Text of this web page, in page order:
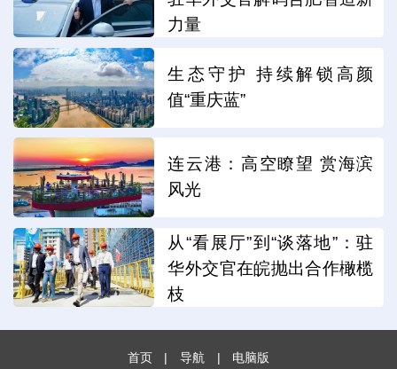
力量
生态守护 持续解锁高颜
值“重庆蓝”
连云港：高空瞭望 赏海滨
风光
从“看展厅”到“谈落地”：驻
华外交官在皖抛出合作橄榄
枝
首页 | 导航 | 电脑版